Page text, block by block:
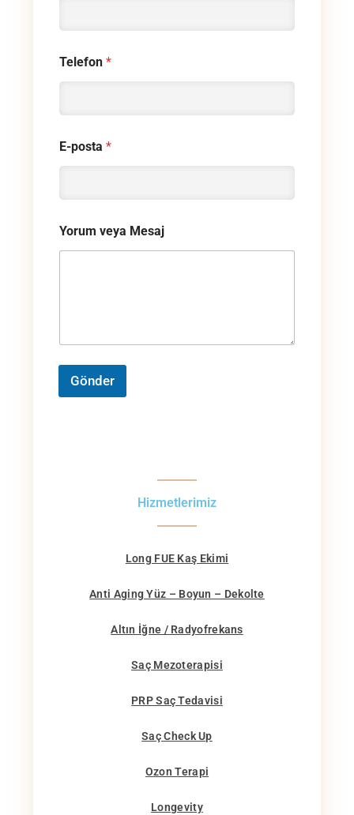
Telefon *
E-posta *
Yorum veya Mesaj
Gönder
Hizmetlerimiz
Long FUE Kaş Ekimi
Anti Aging Yüz – Boyun – Dekolte
Altın İğne / Radyofrekans
Saç Mezoterapisi
PRP Saç Tedavisi
Saç Check Up
Ozon Terapi
Longevity